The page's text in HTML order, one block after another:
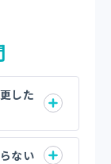
した
ない